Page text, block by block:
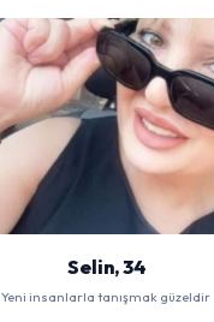
Selin, 34
Yeni insanlarla tanışmak güzeldir